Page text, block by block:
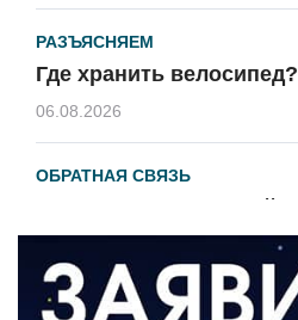
РАЗЪЯСНЯЕМ
Где хранить велосипед?
06.08.2026
ОБРАТНАЯ СВЯЗЬ
Администрация онлайн
ВЛАСТЬ